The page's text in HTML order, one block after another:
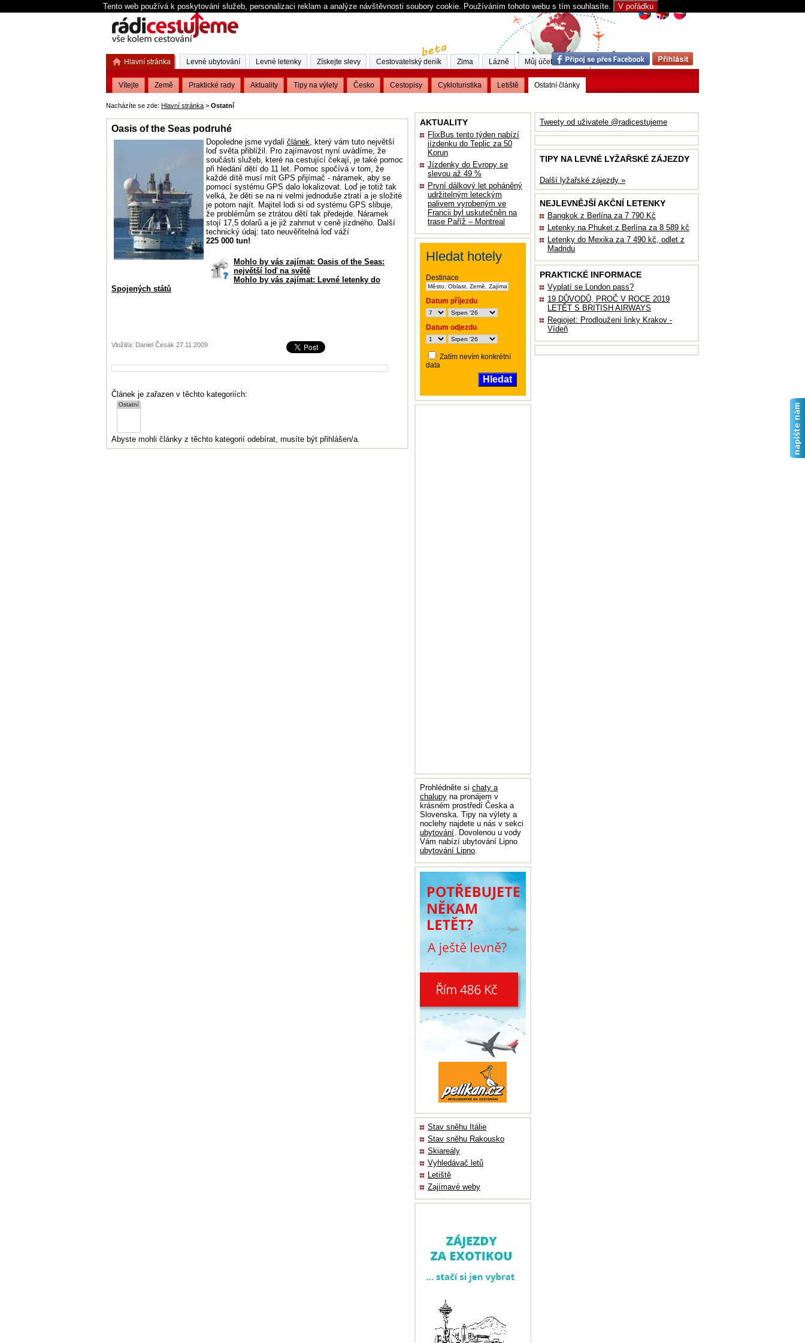
Tento web používá k poskytování služeb, personalizaci reklam a analýze návštěvnosti soubory cookie. Používáním tohoto webu s tím souhlasíte. V pořádku
Nacházíte se zde: Hlavní stránka > Ostatní
Oasis of the Seas podruhé
Dopoledne jsme vydali článek, který vám tuto největší
loď světa přiblížil. Pro zajímavost nyní uvádíme, že
součásti služeb, které na cestující čekají, je také pomoc
při hledání dětí do 11 let. Pomoc spočívá v tom, že
každé dítě musí mít GPS přijímač - náramek, aby se
pomocí systému GPS dalo lokalizovat. Loď je totiž tak
velká, že děti se na ni velmi jednoduše ztratí a je složité
je potom najít. Majitel lodi si od systému GPS slibuje,
že problémům se ztrátou dětí tak předejde. Náramek
stojí 17,5 dolarů a je již zahrnut v ceně jízdného. Další
technický údaj: tato neuvěřitelná loď váží
225 000 tun!
Mohlo by vás zajímat: Oasis of the Seas:
největší loď na světě
Mohlo by vás zajímat: Levné letenky do
Spojených států
Vložil/a: Daniel Česák 27.11.2009
Článek je zařazen v těchto kategoriích:
Abyste mohli články z těchto kategorií odebírat, musíte být přihlášen/a.
Tweety od uživatele @radicestujeme
TIPY NA LEVNÉ LYŽAŘSKÉ ZÁJEZDY
Další lyžařské zájezdy »
NEJLEVNĚJŠÍ AKČNÍ LETENKY
Bangkok z Berlína za 7 790 Kč
Letenky na Phuket z Berlína za 8 589 kč
Letenky do Mexika za 7 490 kč, odlet z
Madridu
PRAKTICKÉ INFORMACE
Vyplatí se London pass?
19 DŮVODŮ, PROČ V ROCE 2019
LETĚT S BRITISH AIRWAYS
Regiojet: Prodloužení linky Krakov -
Vídeň
AKTUALITY
FlixBus tento týden nabízí
jízdenku do Teplic za 50
Korun
Jízdenky do Evropy se
slevou až 49 %
První dálkový let poháněný
udržitelným leteckým
palivem vyrobeným ve
Francii byl uskutečněn na
trase Paříž – Montreal
Hledat hotely
Destinace
Datum příjezdu
Datum odjezdu
Zatím nevím konkrétní
data
Hledat
Prohlédněte si chaty a
chalupy na pronájem v
krásném prostředí Česka a
Slovenska. Tipy na výlety a
noclehy najdete u nás v sekci
ubytování. Dovolenou u vody
Vám nabízí ubytování Lipno
ubytování Lipno.
Stav sněhu Itálie
Stav sněhu Rakousko
Skiareály
Vyhledávač letů
Letiště
Zajímavé weby
Hlavní stránka
Vítejte Země Praktické rady Aktuality Tipy na výlety Česko Cestopisy Cykloturistika Letiště Ostatní články
Levné ubytování Levné letenky Získejte slevy Cestovatelský deník Zima Lázně Můj účet